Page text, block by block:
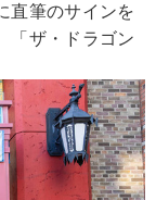
直筆のサインを
「ザ・ドラゴン